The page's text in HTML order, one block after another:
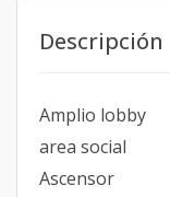
Descripción
Amplio lobby
area social
Ascensor